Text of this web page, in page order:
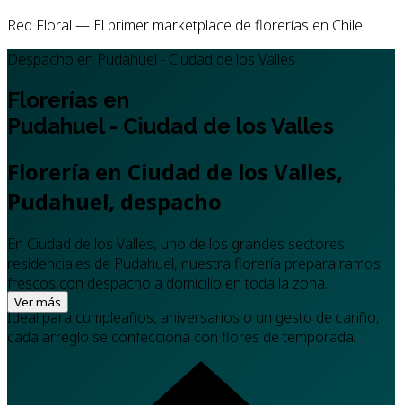
Red Floral — El primer marketplace de florerías en Chile
Despacho en Pudahuel - Ciudad de los Valles
Florerías en
Pudahuel - Ciudad de los Valles
Florería en Ciudad de los Valles,
Pudahuel, despacho
En Ciudad de los Valles, uno de los grandes sectores
residenciales de Pudahuel, nuestra florería prepara ramos
frescos con despacho a domicilio en toda la zona.
Ideal para cumpleaños, aniversarios o un gesto de cariño,
cada arreglo se confecciona con flores de temporada.
Ver más